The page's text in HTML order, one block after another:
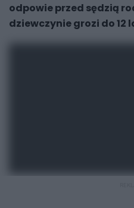
odpowie przed sędzią
dziewczynie grozi do 12